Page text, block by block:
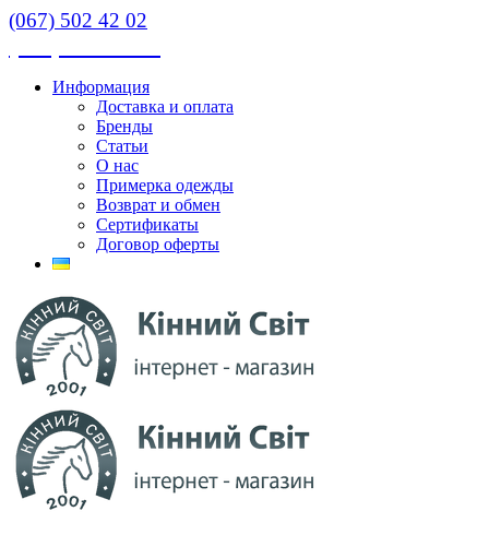
(067) 502 42 02
Информация
Доставка и оплата
Бренды
Статьи
О нас
Примерка одежды
Возврат и обмен
Сертификаты
Договор оферты